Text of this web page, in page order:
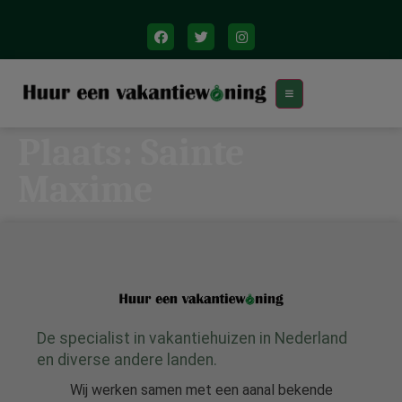
De specialist in vakantiehuizen in Nederland
en diverse andere landen.
Wij werken samen met een aanal bekende